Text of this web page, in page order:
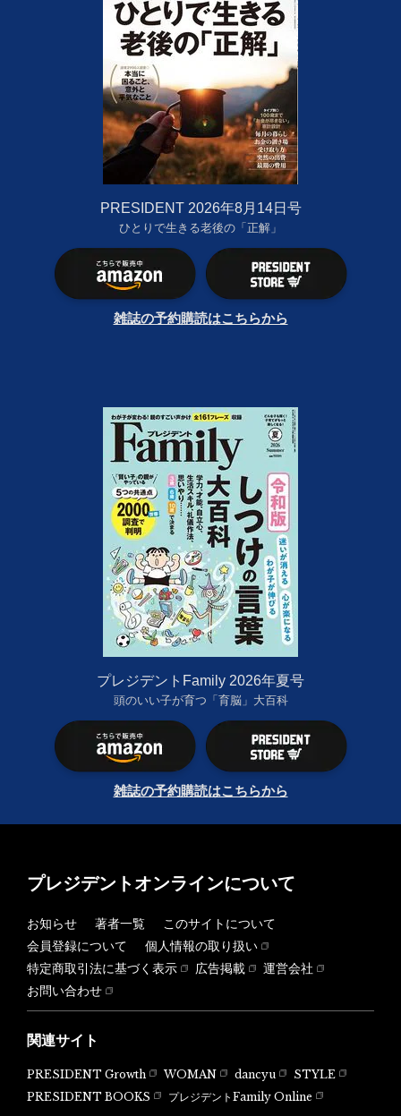
PRESIDENT 2026年8月14日号
ひとりで生きる老後の「正解」
雑誌の予約購読はこちらから
プレジデントFamily 2026年夏号
頭のいい子が育つ「育脳」大百科
雑誌の予約購読はこちらから
プレジデントオンラインについて
お知らせ 著者一覧
このサイトについて
会員登録について
個人情報の取り扱い
特定商取引法に基づく表示
広告掲載
運営会社
お問い合わせ
関連サイト
PRESIDENT Growth WOMAN dancyu
STYLE
PRESIDENT BOOKS
プレジデントFamily Online